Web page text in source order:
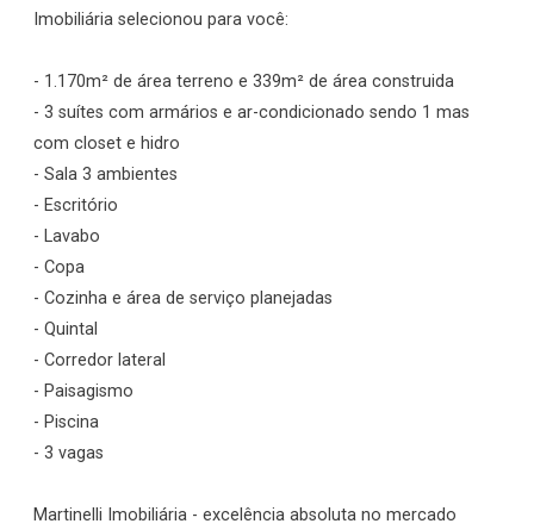
Imobiliária selecionou para você:
- 1.170m² de área terreno e 339m² de área construida
- 3 suítes com armários e ar-condicionado sendo 1 mas
com closet e hidro
- Sala 3 ambientes
- Escritório
- Lavabo
- Copa
- Cozinha e área de serviço planejadas
- Quintal
- Corredor lateral
- Paisagismo
- Piscina
- 3 vagas
Martinelli Imobiliária - excelência absoluta no mercado